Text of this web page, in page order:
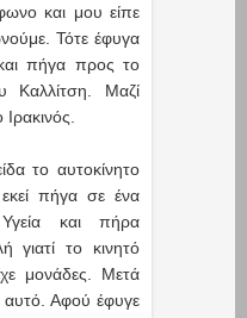
και μου είπε
Τότε έφυγα
πήγα προς το
Καλλίτση. Μαζί
το αυτοκίνητο
πήγα σε ένα
και πήρα
γιατί το κινητό
μονάδες. Μετά
αυτό. Αφού έφυγε